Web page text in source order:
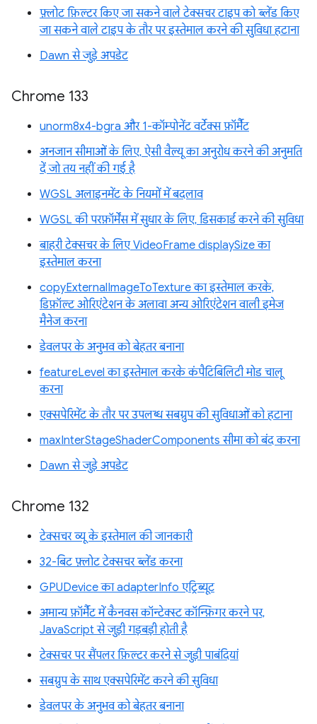
फ़्लोट फ़िल्टर किए जा सकने वाले टेक्सचर टाइप को ब्लेंड किए
जा सकने वाले टाइप के तौर पर इस्तेमाल करने की सुविधा हटाना
Dawn से जुड़े अपडेट
Chrome 133
unorm8x4-bgra और 1-कॉम्पोनेंट वर्टेक्स फ़ॉर्मैट
अनजान सीमाओं के लिए, ऐसी वैल्यू का अनुरोध करने की अनुमति
दें जो तय नहीं की गई है
WGSL अलाइनमेंट के नियमों में बदलाव
WGSL की परफ़ॉर्मेंस में सुधार के लिए, डिसकार्ड करने की सुविधा
बाहरी टेक्सचर के लिए VideoFrame displaySize का
इस्तेमाल करना
copyExternalImageToTexture का इस्तेमाल करके,
डिफ़ॉल्ट ओरिएंटेशन के अलावा अन्य ओरिएंटेशन वाली इमेज
मैनेज करना
डेवलपर के अनुभव को बेहतर बनाना
featureLevel का इस्तेमाल करके कंपैटिबिलिटी मोड चालू
करना
एक्सपेरिमेंट के तौर पर उपलब्ध सबग्रुप की सुविधाओं को हटाना
maxInterStageShaderComponents सीमा को बंद करना
Dawn से जुड़े अपडेट
Chrome 132
टेक्सचर व्यू के इस्तेमाल की जानकारी
32-बिट फ़्लोट टेक्सचर ब्लेंड करना
GPUDevice का adapterInfo एट्रिब्यूट
अमान्य फ़ॉर्मैट में कैनवस कॉन्टेक्स्ट कॉन्फ़िगर करने पर,
JavaScript से जुड़ी गड़बड़ी होती है
टेक्सचर पर सैंपलर फ़िल्टर करने से जुड़ी पाबंदियां
सबग्रुप के साथ एक्सपेरिमेंट करने की सुविधा
डेवलपर के अनुभव को बेहतर बनाना